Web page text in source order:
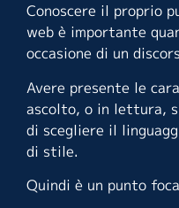
Conoscere il proprio
web è importante
occasione di un
Avere presente le
ascolto, o in lettura,
di scegliere il
di stile.
Quindi è un punto